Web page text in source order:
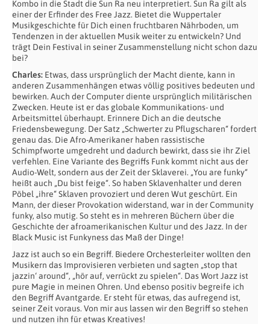
Kombo in die Stadt die Sun Ra neu interpretiert. Sun Ra gilt als
einer der Erfinder des Free Jazz. Bietet die Wuppertaler
Musikgeschichte für Dich einen fruchtbaren Nährboden, um
Tendenzen in der aktuellen Musik weiter zu entwickeln? Und
trägt Dein Festival in seiner Zusammenstellung nicht schon dazu
bei?
Charles: Etwas, dass ursprünglich der Macht diente, kann in
anderen Zusammenhängen etwas völlig positives bedeuten und
bewirken. Auch der Computer diente ursprünglich militärischen
Zwecken. Heute ist er das globale Kommunikations- und
Arbeitsmittel überhaupt. Erinnere Dich an die deutsche
Friedensbewegung. Der Satz „Schwerter zu Pflugscharen“ fordert
genau das. Die Afro-Amerikaner haben rassistische
Schimpfworte umgedreht und dadurch bewirkt, dass sie ihr Ziel
verfehlen. Eine Variante des Begriffs Funk kommt nicht aus der
Audio-Welt, sondern aus der Zeit der Sklaverei. „You are funky“
heißt auch „Du bist feige“. So haben Sklavenhalter und deren
Pöbel „ihre“ Sklaven provoziert und deren Wut geschürt. Ein
Mann, der dieser Provokation widerstand, war in der Community
funky, also mutig. So steht es in mehreren Büchern über die
Geschichte der afroamerikanischen Kultur und des Jazz. In der
Black Music ist Funkyness das Maß der Dinge!
Jazz ist auch so ein Begriff. Biedere Orchesterleiter wollten den
Musikern das Improvisieren verbieten und sagten „stop that
jazzin‘ around“, „hör auf, verrückt zu spielen“. Das Wort Jazz ist
pure Magie in meinen Ohren. Und ebenso positiv begreife ich
den Begriff Avantgarde. Er steht für etwas, das aufregend ist,
seiner Zeit voraus. Von mir aus lassen wir den Begriff so stehen
und nutzen ihn für etwas Kreatives!